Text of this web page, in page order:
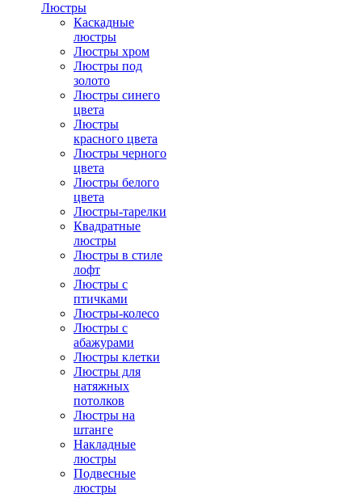
Люстры
Каскадные
люстры
Люстры хром
Люстры под
золото
Люстры синего
цвета
Люстры
красного цвета
Люстры черного
цвета
Люстры белого
цвета
Люстры-тарелки
Квадратные
люстры
Люстры в стиле
лофт
Люстры с
птичками
Люстры-колесо
Люстры с
абажурами
Люстры клетки
Люстры для
натяжных
потолков
Люстры на
штанге
Накладные
люстры
Подвесные
люстры